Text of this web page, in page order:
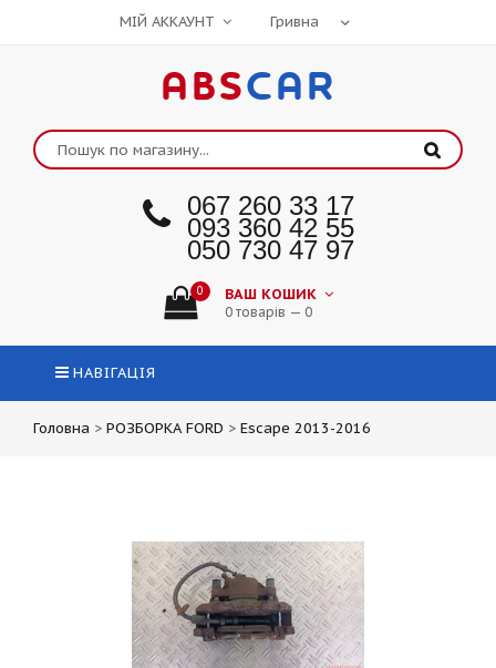
МІЙ АККАУНТ
ABSCAR
067 260 33 17
093 360 42 55
050 730 47 97
0 ВАШ КОШИК
0 товарів — 0
НАВІГАЦІЯ
Головна > РОЗБОРКА FORD > Escape 2013-2016